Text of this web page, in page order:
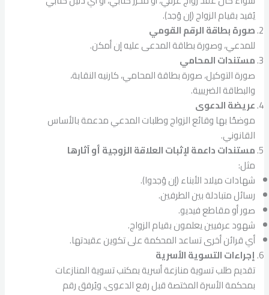
يُفيد بقيام الزواج (إن وُجد).
صورة بطاقة الرقم القومي
للمدعي، وصورة بطاقة المدعى عليه إن أمكن.
مستندات المحامي
صورة التوكيل، صورة بطاقة المحامي، كارنيه النقابة،
والبطاقة الضريبية.
عريضة الدعوى
موضحًا بها وقائع الزواج وطلبات المدعي مدعمة بالأساس
القانوني.
مستندات داعمة لإثبات العلاقة الزوجية أو آثارها
مثل:
شهادات ميلاد الأبناء (إن وُجدوا).
رسائل متبادلة بين الطرفين.
صور أو مقاطع فيديو.
شهود عرفيين يعلمون بقيام الزواج.
أي قرائن أخرى تساعد المحكمة على تكوين عقيدتها.
إجراءات التسوية الأسرية
تقديم طلب تسوية منازعة أسرية بمكتب تسوية المنازعات
بمحكمة الأسرة المختصة قبل رفع الدعوى، ويُرفق رقم